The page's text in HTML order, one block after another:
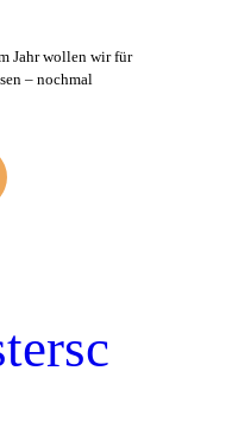
Jahr wollen wir für
– nochmal